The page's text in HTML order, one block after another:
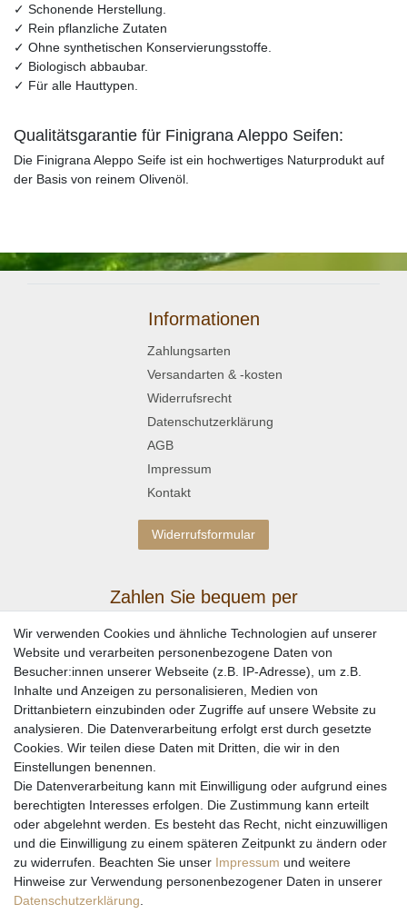
✓ Schonende Herstellung.
✓ Rein pflanzliche Zutaten
✓ Ohne synthetischen Konservierungsstoffe.
✓ Biologisch abbaubar.
✓ Für alle Hauttypen.
Qualitätsgarantie für Finigrana Aleppo Seifen:
Die Finigrana Aleppo Seife ist ein hochwertiges Naturprodukt auf
der Basis von reinem Olivenöl.
Informationen
Zahlungsarten
Versandarten & -kosten
Widerrufsrecht
Datenschutzerklärung
AGB
Impressum
Kontakt
Widerrufsformular
Zahlen Sie bequem per
Wir versenden mit
Wir verwenden Cookies und ähnliche Technologien auf unserer
Website und verarbeiten personenbezogene Daten von
Besucher:innen unserer Webseite (z.B. IP-Adresse), um z.B.
Inhalte und Anzeigen zu personalisieren, Medien von
Drittanbietern einzubinden oder Zugriffe auf unsere Website zu
analysieren. Die Datenverarbeitung erfolgt erst durch gesetzte
Cookies. Wir teilen diese Daten mit Dritten, die wir in den
Einstellungen benennen.
Die Datenverarbeitung kann mit Einwilligung oder aufgrund eines
berechtigten Interesses erfolgen. Die Zustimmung kann erteilt
oder abgelehnt werden. Es besteht das Recht, nicht einzuwilligen
und die Einwilligung zu einem späteren Zeitpunkt zu ändern oder
zu widerrufen. Beachten Sie unser Impressum und weitere
Hinweise zur Verwendung personenbezogener Daten in unserer
Daten­schutz­erklärung